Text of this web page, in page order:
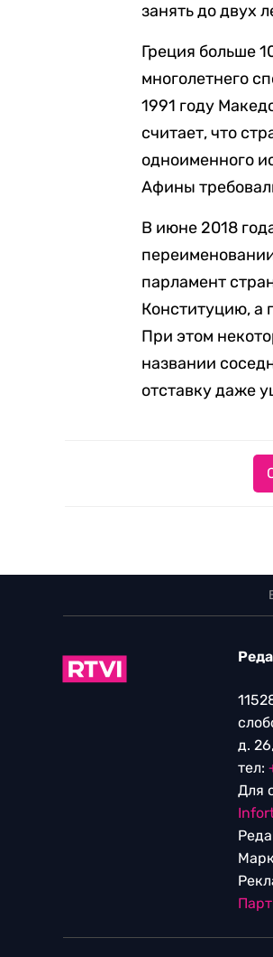
занять до двух
Греция больше
многолетнего
1991 году
считает, что
одноименного
Афины
В июне 2018
парламент
Конституцию, а
При этом
названии
отставку даже
д.
тел:
Для